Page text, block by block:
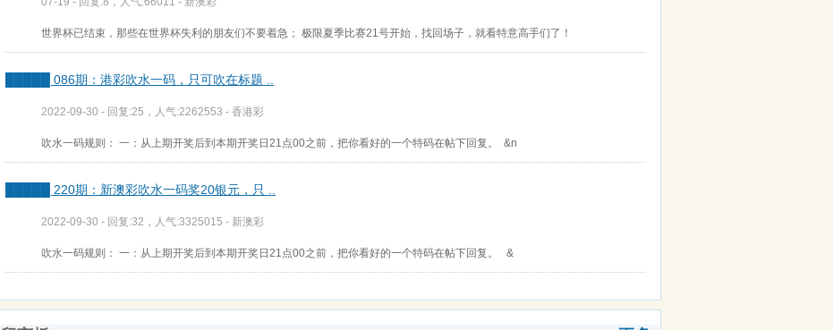
世界杯已结束，那些在世界杯失利的朋友们不要着急； 极限夏季比赛21号开始，找回场子，就看特意高手们了！
█████ 086期：港彩吹水一码，只可吹在标题 ..
2022-09-30 - 回复:25，人气:2262553 - 香港彩
吹水一码规则： 一：从上期开奖后到本期开奖日21点00之前，把你看好的一个特码在帖下回复。 &n
█████ 220期：新澳彩吹水一码奖20银元，只 ..
2022-09-30 - 回复:32，人气:3325015 - 新澳彩
吹水一码规则： 一：从上期开奖后到本期开奖日21点00之前，把你看好的一个特码在帖下回复。 &